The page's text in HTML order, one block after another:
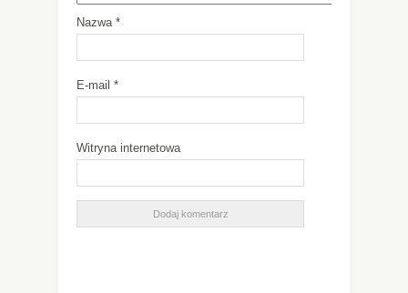
Nazwa *
E-mail *
Witryna internetowa